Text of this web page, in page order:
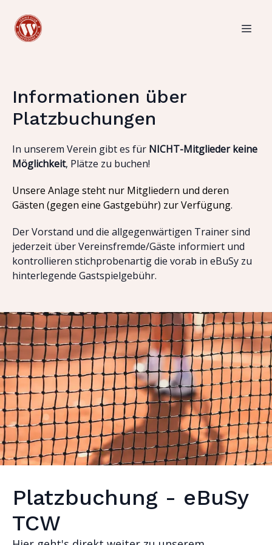
Informationen über
Platzbuchungen
In unserem Verein gibt es für NICHT-Mitglieder keine
Möglichkeit, Plätze zu buchen!
Unsere Anlage steht nur Mitgliedern und deren
Gästen (gegen eine Gastgebühr) zur Verfügung.
Der Vorstand und die allgegenwärtigen Trainer sind
jederzeit über Vereinsfremde/Gäste informiert und
kontrollieren stichprobenartig die vorab in eBuSy zu
hinterlegende Gastspielgebühr.
Platzbuchung - eBuSy
TCW